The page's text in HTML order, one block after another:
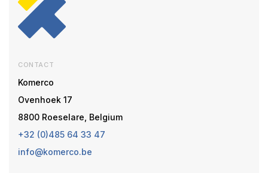
CONTACT
Komerco
Ovenhoek 17
8800 Roeselare, Belgium
+32 (0)485 64 33 47
info@komerco.be